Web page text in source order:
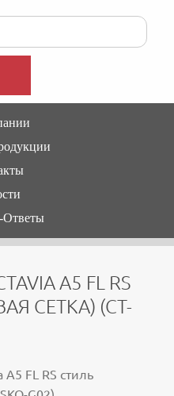
A5 FL RS
СЕТКА) (CT-